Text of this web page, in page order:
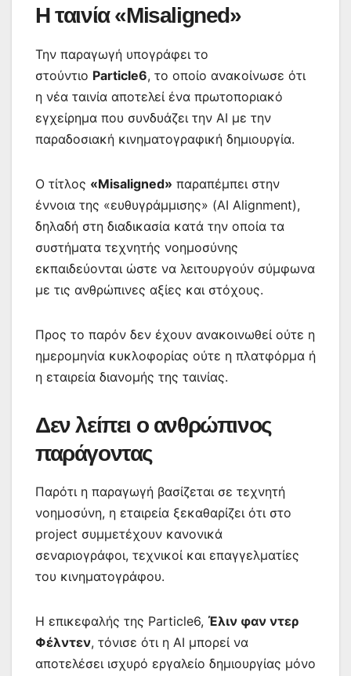
Η ταινία «Misaligned»
Την παραγωγή υπογράφει το
στούντιο Particle6, το οποίο ανακοίνωσε ότι
η νέα ταινία αποτελεί ένα πρωτοποριακό
εγχείρημα που συνδυάζει την AI με την
παραδοσιακή κινηματογραφική δημιουργία.
Ο τίτλος «Misaligned» παραπέμπει στην
έννοια της «ευθυγράμμισης» (AI Alignment),
δηλαδή στη διαδικασία κατά την οποία τα
συστήματα τεχνητής νοημοσύνης
εκπαιδεύονται ώστε να λειτουργούν σύμφωνα
με τις ανθρώπινες αξίες και στόχους.
Προς το παρόν δεν έχουν ανακοινωθεί ούτε η
ημερομηνία κυκλοφορίας ούτε η πλατφόρμα ή
η εταιρεία διανομής της ταινίας.
Δεν λείπει ο ανθρώπινος
παράγοντας
Παρότι η παραγωγή βασίζεται σε τεχνητή
νοημοσύνη, η εταιρεία ξεκαθαρίζει ότι στο
project συμμετέχουν κανονικά
σεναριογράφοι, τεχνικοί και επαγγελματίες
του κινηματογράφου.
Η επικεφαλής της Particle6, Έλιν φαν ντερ
Φέλντεν, τόνισε ότι η AI μπορεί να
αποτελέσει ισχυρό εργαλείο δημιουργίας μόνο